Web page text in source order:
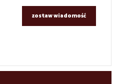
zostaw wiadomość